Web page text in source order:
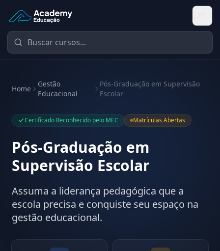
Academy Educação — Página Inicial
Home
Gestão
Educacional
Pós-Graduação em Supervisão
Escolar
Certificado Reconhecido pelo MEC Matrículas Abertas
Pós-Graduação em
Supervisão Escolar
Assuma a liderança pedagógica que a
escola precisa e conquiste seu espaço na
gestão educacional.